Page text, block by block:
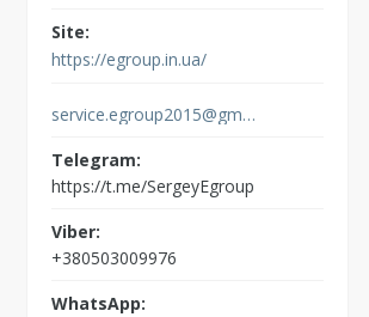
https://egroup.in.ua/
service.egroup2015@gmail.com
https://t.me/SergeyEgroup
+380503009976